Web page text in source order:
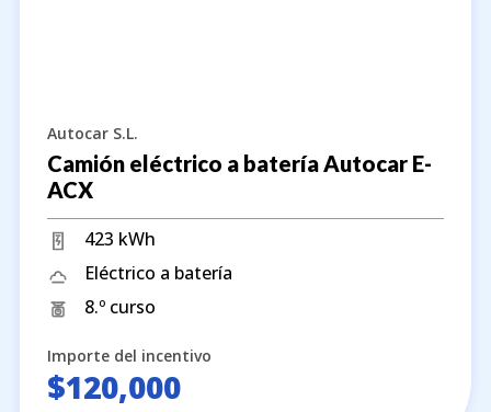
Autocar S.L.
Camión eléctrico a batería Autocar E-
ACX
423 kWh
Eléctrico a batería
8.º curso
Importe del incentivo
$120,000